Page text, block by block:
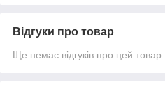
Відгуки про товар
Ще немає відгуків про цей товар